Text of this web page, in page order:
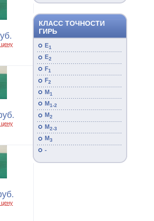
КЛАСС ТОЧНОСТИ
ГИРЬ
E1
E2
F1
F2
M1
M1-2
M2
M2-3
M3
-